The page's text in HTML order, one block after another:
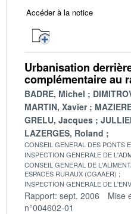
Accéder à la notice
Urbanisation
complémentaire au
BADRE, Michel
MARTIN, Xavier
GRELU, Jacques
LAZERGES, Roland
CONSEIL GENERAL DES PONTS
INSPECTION GENERALE DE
CONSEIL GENERAL DE
ESPACES RURAUX (CGAAER)
INSPECTION GENERALE DE
Rapport: sept. 2006 Mise
n°004602-01